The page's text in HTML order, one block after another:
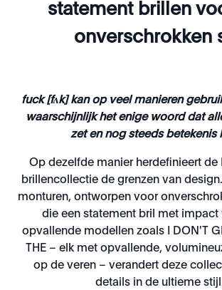
statement brillen
onverschrokken
fuck [fʌk] kan op veel manieren
waarschijnlijk het enige woord dat
zet en nog steeds betekenis
Op dezelfde manier herdefinieert de
brillencollectie de grenzen van
monturen, ontworpen voor
die een statement bril met impact
opvallende modellen zoals I DON'T
THE – elk met opvallende,
op de veren – verandert deze
details in de ultieme